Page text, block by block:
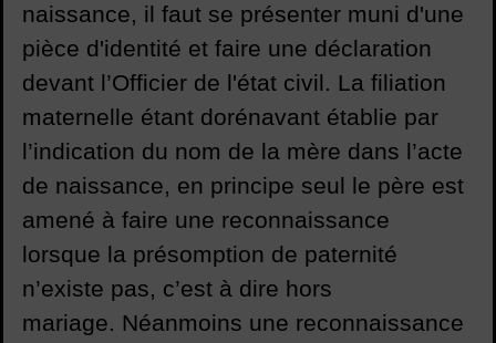
naissance, il faut se présenter muni d'une
pièce d'identité et faire une déclaration
devant l’Officier de l'état civil. La filiation
maternelle étant dorénavant établie par
l’indication du nom de la mère dans l’acte
de naissance, en principe seul le père est
amené à faire une reconnaissance
lorsque la présomption de paternité
n’existe pas, c’est à dire hors
mariage. Néanmoins une reconnaissance